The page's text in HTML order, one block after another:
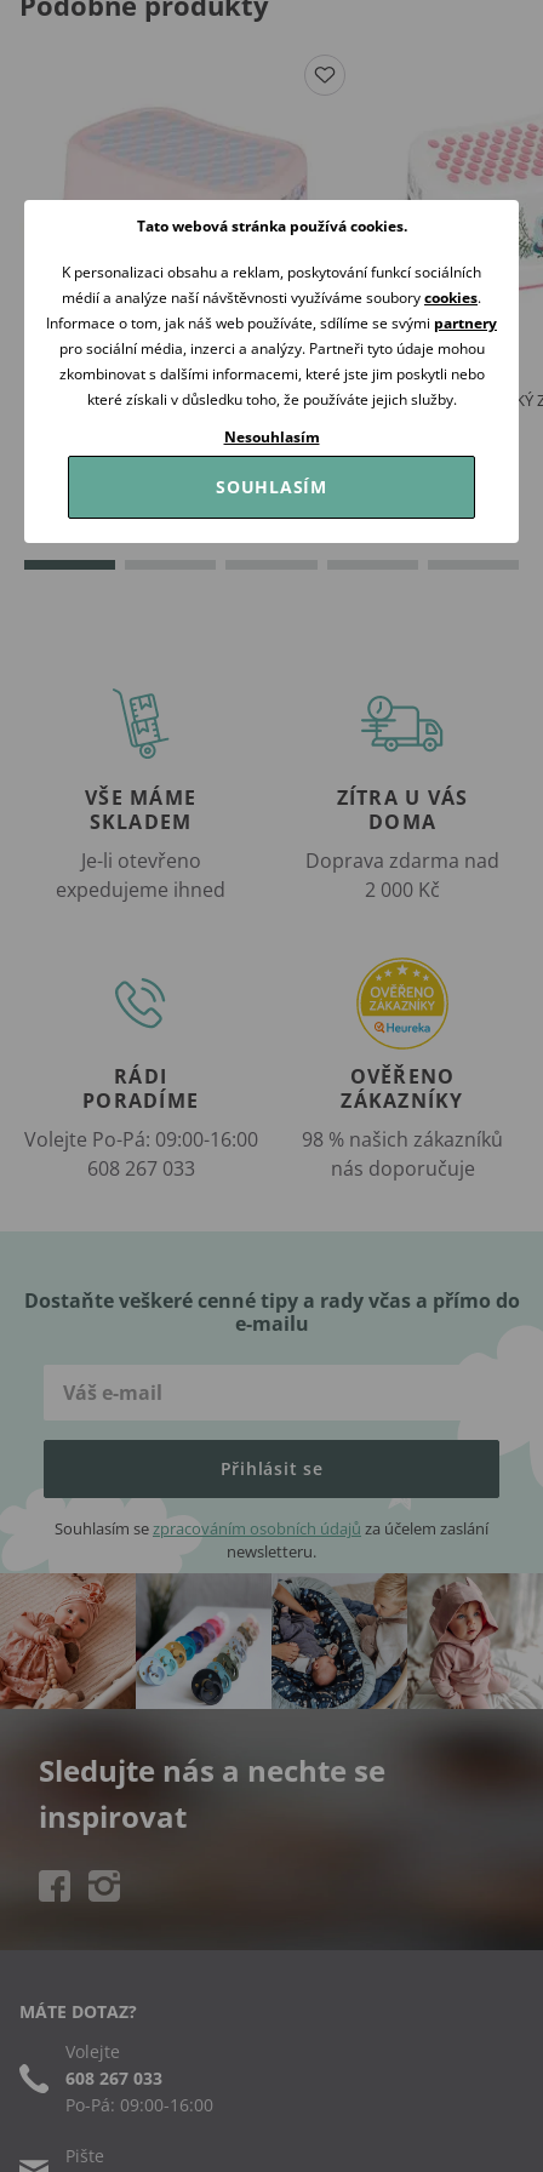
Tega Stupátko KRÁLÍČCI RŮŽOVÉ
Skladem
Tega Stupátko DIVOKÝ
Koupit
VŠE MÁME
SKLADEM
Je-li otevřeno
expedujeme ihned
ZÍTRA U VÁS
DOMA
Doprava zdarma nad
2 000 Kč
RÁDI
PORADÍME
Volejte Po-Pá: 09:00-16:00
608 267 033
OVĚŘENO
ZÁKAZNÍKY
98 % našich zákazníků
nás doporučuje
Dostaňte veškeré cenné tipy a rady včas a přímo do
e-mailu
Přihlásit se
Souhlasím sezpracováním osobních údajů za účelem zaslání
newsletteru.
Sledujte nás a nechte se
inspirovat
MÁTE DOTAZ?
Volejte
608 267 033
Po-Pá: 09:00-16:00
Pište
Tato webová stránka používá cookies.
K personalizaci obsahu a reklam, poskytování funkcí sociálních
médií a analýze naší návštěvnosti využíváme souborycookies.
Informace o tom, jak náš web používáte, sdílíme se svými partnery
pro sociální média, inzerci a analýzy. Partneři tyto údaje mohou
zkombinovat s dalšími informacemi, které jste jim poskytli nebo
které získali v důsledku toho, že používáte jejich služby.
Nesouhlasím
SOUHLASÍM